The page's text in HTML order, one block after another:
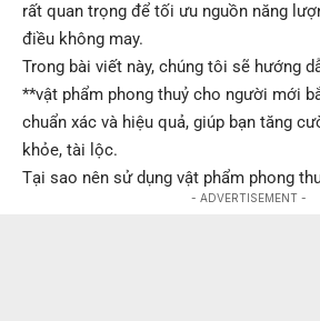
rất quan trọng để tối ưu nguồn năng
điều không may.
Trong bài viết này, chúng tôi sẽ hướng
**vật phẩm phong thuỷ cho người mới
chuẩn xác và hiệu quả, giúp bạn tăng
khỏe, tài lộc.
Tại sao nên sử dụng vật phẩm phong
- ADVERTISEMENT -